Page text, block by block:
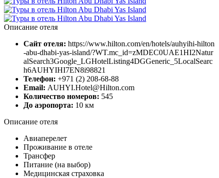
Описание отеля
Сайт отеля: https://www.hilton.com/en/hotels/auhyihi-hilton
-abu-dhabi-yas-island/?WT.mc_id=zMDEC0UAE1HI2Natur
alSearch3Google_LGHotelListing4DGGeneric_5LocalSearc
h6AUHYIHI7EN8i98821
Телефон: +971 (2) 208-68-88
Email: AUHYI.Hotel@Hilton.com
Количество номеров: 545
До аэропорта: 10 км
Описание отеля
Авиаперелет
Проживание в отеле
Трансфер
Питание (на выбор)
Медицинская страховка